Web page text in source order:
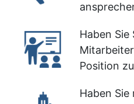
Haben
Position
Haben Sie